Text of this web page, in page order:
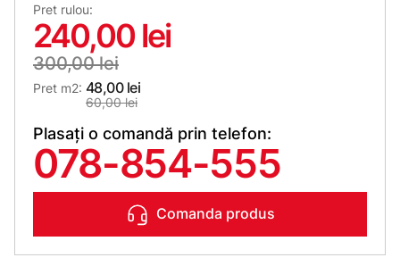
Pret rulou:
240,00 lei
300,00 lei
Pret m2: 48,00 lei
60,00 lei
Plasați o comandă prin telefon:
078-854-555
Comanda produs